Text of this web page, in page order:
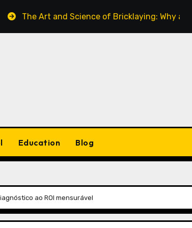
Art and Science of Bricklaying: Why a Skilled
Education Blog
ao ROI mensurável